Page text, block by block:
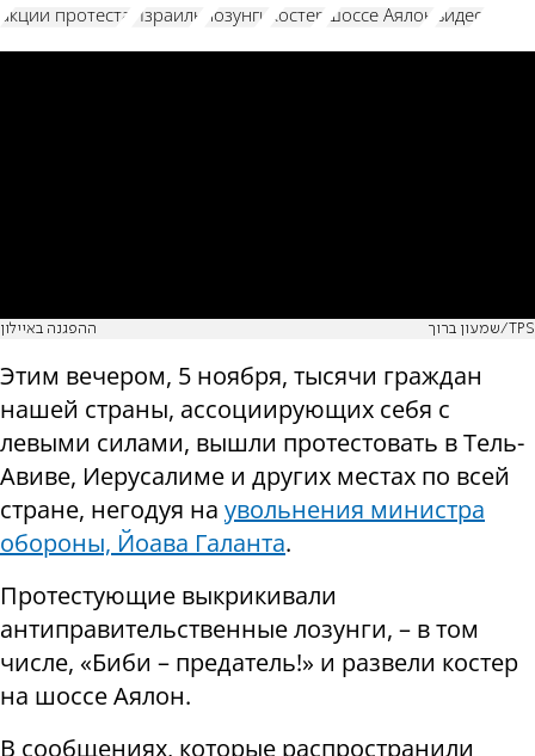
акции протеста Израиль лозунги костер шоссе Аялон видео
ההפגנה באיילון שמעון ברוך/TPS
Этим вечером, 5 ноября, тысячи граждан
нашей страны, ассоциирующих себя с
левыми силами, вышли протестовать в Тель-
Авиве, Иерусалиме и других местах по всей
стране, негодуя на увольнения министра
обороны, Йоава Галанта.
Протестующие выкрикивали
антиправительственные лозунги, – в том
числе, «Биби – предатель!» и развели костер
на шоссе Аялон.
В сообщениях, которые распространили